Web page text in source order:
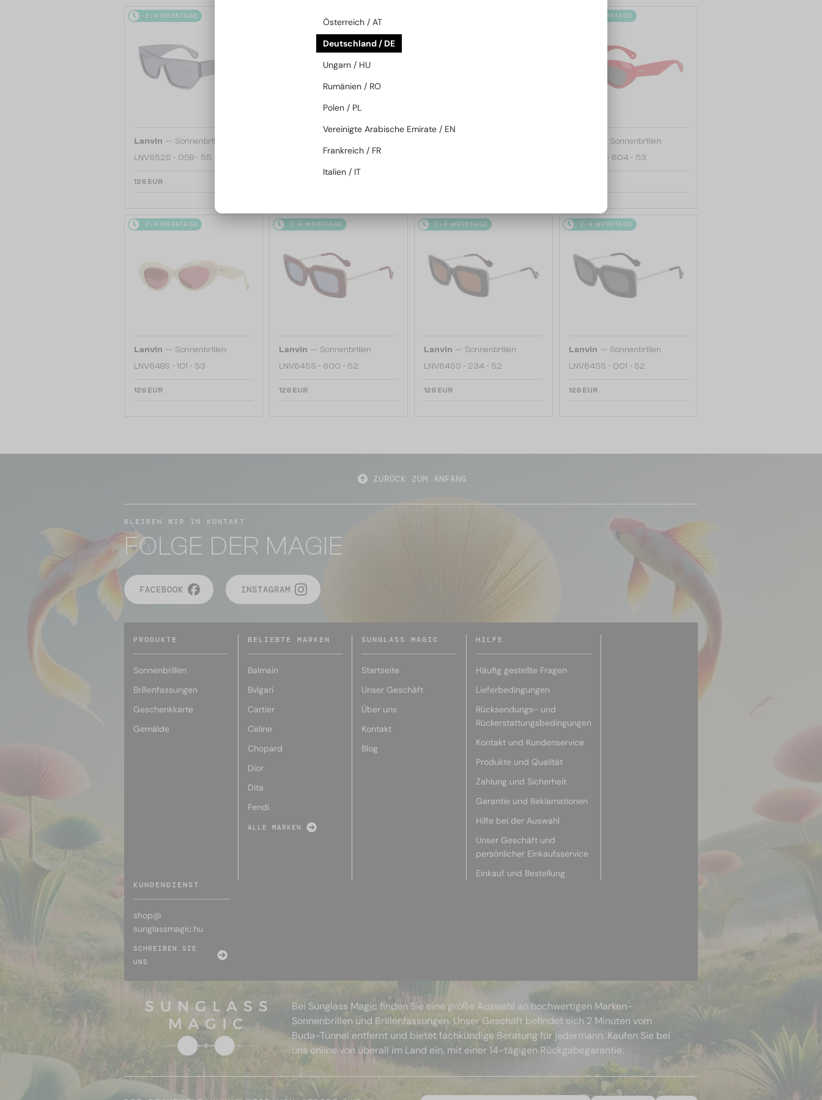
2-4 WERKTAGE
Lanvin — Sonnenbrillen
LNV652S - 058 - 55
126 EUR
2-4 WERKTAGE 2-4 WERKTAGE
Sonnenbrillen
LNV648S - 604 - 53
2-4 WERKTAGE
Lanvin — Sonnenbrillen
LNV648S - 101 - 53
126 EUR
2-4 WERKTAGE
Lanvin — Sonnenbrillen
LNV645S - 600 - 52
126 EUR
2-4 WERKTAGE
Lanvin — Sonnenbrillen
LNV645S - 234 - 52
126 EUR
2-4 WERKTAGE
Lanvin — Sonnenbrillen
LNV645S - 001 - 52
126 EUR
ZURÜCK ZUM ANFANG
BLEIBEN WIR IN KONTAKT
FOLGE DER MAGIE
FACEBOOK INSTAGRAM
PRODUKTE
Sonnenbrillen
Brillenfassungen
Geschenkkarte
Gemälde
BELIEBTE MARKEN
Balmain
Bvlgari
Cartier
Celine
Chopard
Dior
Dita
Fendi
ALLE MARKEN
SUNGLASS MAGIC
Startseite
Unser Geschäft
Über uns
Kontakt
Blog
HILFE
Häufig gestellte Fragen
Lieferbedingungen
Rücksendungs- und
Rückerstattungsbedingungen
Kontakt und Kundenservice
Produkte und Qualität
Zahlung und Sicherheit
Garantie und Reklamationen
Hilfe bei der Auswahl
Unser Geschäft und
persönlicher Einkaufsservice
Einkauf und Bestellung
KUNDENDIENST
shop@
sunglassmagic.hu
SCHREIBEN SIE
UNS
Bei Sunglass Magic finden Sie eine große Auswahl an hochwertigen Marken-
Sonnenbrillen und Brillenfassungen. Unser Geschäft befindet sich 2 Minuten vom
Buda-Tunnel entfernt und bietet fachkundige Beratung für jedermann. Kaufen Sie bei
uns online von überall im Land ein, mit einer 14-tägigen Rückgabegarantie.
Österreich / AT
Deutschland / DE
Ungarn / HU
Rumänien / RO
Polen / PL
Vereinigte Arabische Emirate / EN
Frankreich / FR
Italien / IT